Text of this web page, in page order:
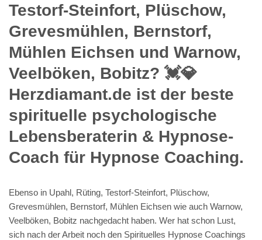
Testorf-Steinfort, Plüschow,
Grevesmühlen, Bernstorf,
Mühlen Eichsen und Warnow,
Veelböken, Bobitz? 💓️💎
Herzdiamant.de ist der beste
spirituelle psychologische
Lebensberaterin & Hypnose-
Coach für Hypnose Coaching.
Ebenso in Upahl, Rüting, Testorf-Steinfort, Plüschow,
Grevesmühlen, Bernstorf, Mühlen Eichsen wie auch Warnow,
Veelböken, Bobitz nachgedacht haben. Wer hat schon Lust,
sich nach der Arbeit noch den Spirituelles Hypnose Coachings